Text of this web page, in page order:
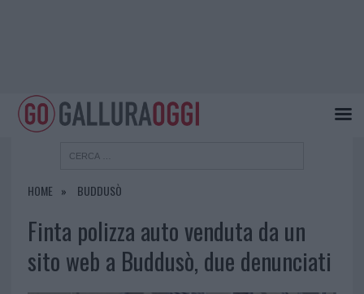
HOME BUDDUSÒ
Finta polizza auto venduta da un
sito web a Buddusò, due denunciati